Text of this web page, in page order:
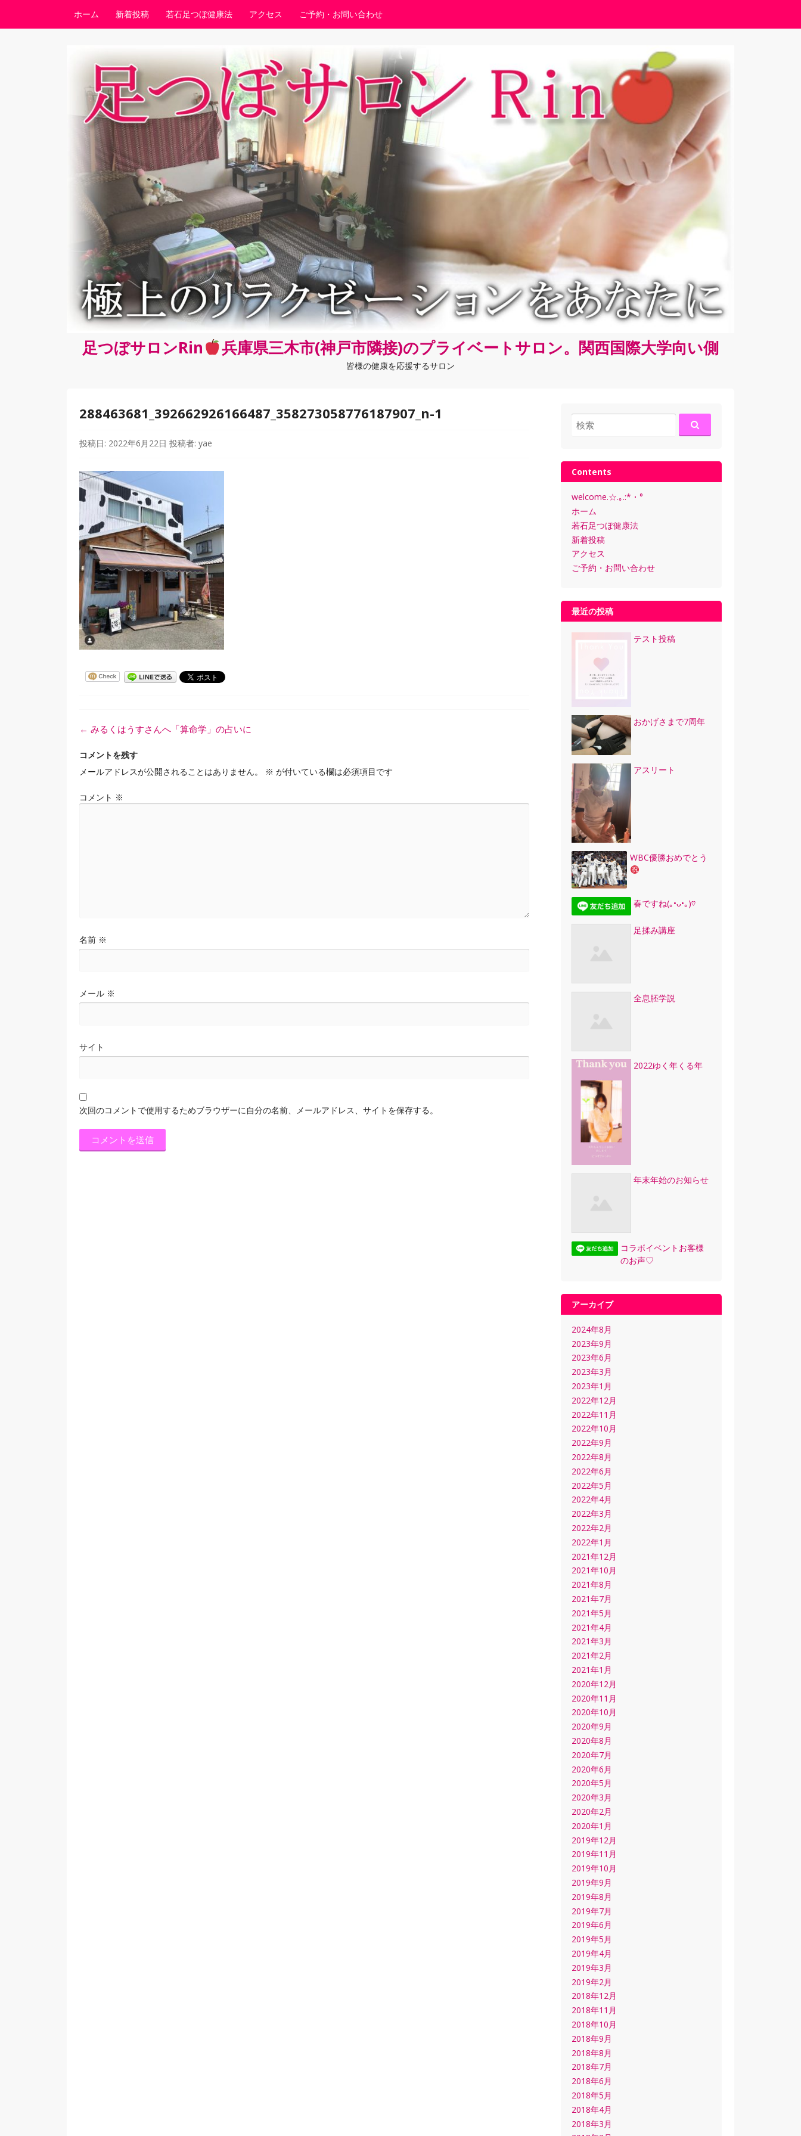
ホーム 新着投稿 若石足つぼ健康法 アクセス ご予約・お問い合わせ
足つぼサロンRin 兵庫県三木市(神戸市隣接)のプライベートサロン。関西国際大学向い側
皆様の健康を応援するサロン
288463681_392662926166487_358273058776187907_n-1
投稿日: 2022年6月22日 投稿者:yae
投
ナ
ビ
ー
シ
← みるくはうすさんへ「算命学」の占いに
コメントを残す
メールアドレスが公開されることはありません。
※ が付いている欄は必須項目です
コメント ※
名前 ※
メール ※
サイト
次回のコメントで使用するためブラウザーに自分の名前、メールアドレス、サイトを保存する。
検
索:
Contents
welcome.☆.｡.:*・°
ホーム
若石足つぼ健康法
新着投稿
アクセス
ご予約・お問い合わせ
最近の投稿
テスト投稿
おかげさまで7周年
アスリート
WBC優勝おめでとう
春ですね(｡•ᴗ•｡)♡
足揉み講座
全息胚学説
2022ゆく年くる年
年末年始のお知らせ
コラボイベントお客様
のお声♡
アーカイブ
2024年8月
2023年9月
2023年6月
2023年3月
2023年1月
2022年12月
2022年11月
2022年10月
2022年9月
2022年8月
2022年6月
2022年5月
2022年4月
2022年3月
2022年2月
2022年1月
2021年12月
2021年10月
2021年8月
2021年7月
2021年5月
2021年4月
2021年3月
2021年2月
2021年1月
2020年12月
2020年11月
2020年10月
2020年9月
2020年8月
2020年7月
2020年6月
2020年5月
2020年3月
2020年2月
2020年1月
2019年12月
2019年11月
2019年10月
2019年9月
2019年8月
2019年7月
2019年6月
2019年5月
2019年4月
2019年3月
2019年2月
2018年12月
2018年11月
2018年10月
2018年9月
2018年8月
2018年7月
2018年6月
2018年5月
2018年4月
2018年3月